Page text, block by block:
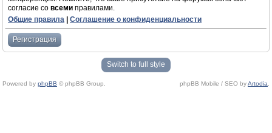
согласие со всеми правилами.
Общие правила
Соглашение о конфиденциальности
Регистрация
Switch to full style
Powered by phpBB © phpBB Group. phpBB Mobile / SEO byArtodia